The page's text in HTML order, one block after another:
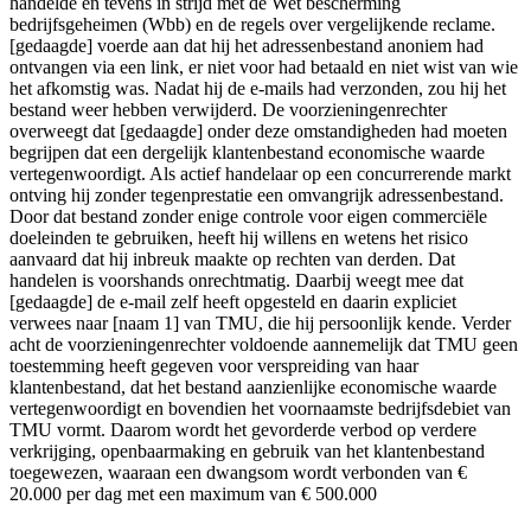
bedrijfsgeheimen (Wbb) en de regels over vergelijkende reclame.
[gedaagde] voerde aan dat hij het adressenbestand anoniem had
ontvangen via een link, er niet voor had betaald en niet wist van wie
het afkomstig was. Nadat hij de e-mails had verzonden, zou hij het
bestand weer hebben verwijderd. De voorzieningenrechter
overweegt dat [gedaagde] onder deze omstandigheden had moeten
begrijpen dat een dergelijk klantenbestand economische waarde
vertegenwoordigt. Als actief handelaar op een concurrerende markt
ontving hij zonder tegenprestatie een omvangrijk adressenbestand.
Door dat bestand zonder enige controle voor eigen commerciële
doeleinden te gebruiken, heeft hij willens en wetens het risico
aanvaard dat hij inbreuk maakte op rechten van derden. Dat
handelen is voorshands onrechtmatig. Daarbij weegt mee dat
[gedaagde] de e-mail zelf heeft opgesteld en daarin expliciet
verwees naar [naam 1] van TMU, die hij persoonlijk kende. Verder
acht de voorzieningenrechter voldoende aannemelijk dat TMU geen
toestemming heeft gegeven voor verspreiding van haar
klantenbestand, dat het bestand aanzienlijke economische waarde
vertegenwoordigt en bovendien het voornaamste bedrijfsdebiet van
TMU vormt. Daarom wordt het gevorderde verbod op verdere
verkrijging, openbaarmaking en gebruik van het klantenbestand
toegewezen, waaraan een dwangsom wordt verbonden van €
20.000 per dag met een maximum van € 500.000